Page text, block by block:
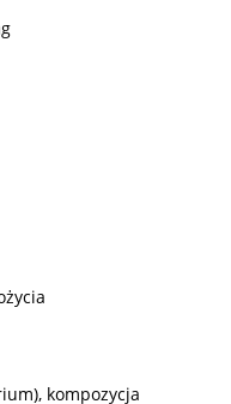
kompozycja